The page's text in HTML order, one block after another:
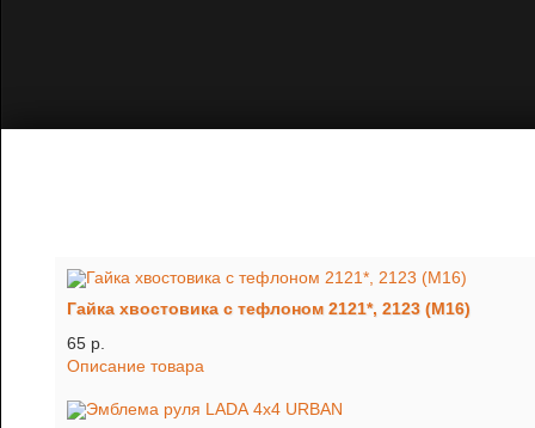
Гайка хвостовика с тефлоном 2121*, 2123 (М16)
65 p.
Описание товара